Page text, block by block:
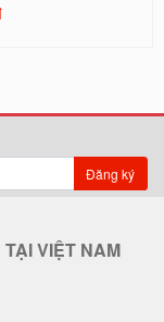
Đăng ký
VIỆT NAM